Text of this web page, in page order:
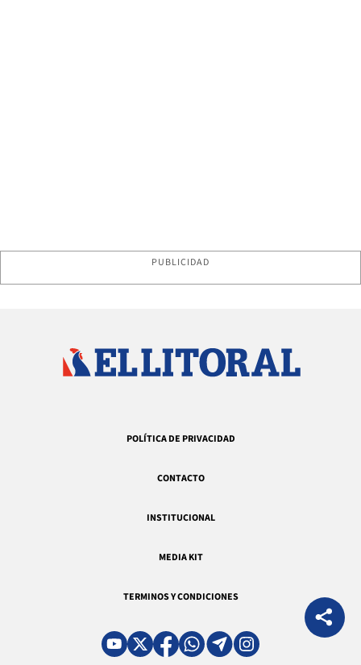
PUBLICIDAD
POLÍTICA DE PRIVACIDAD
CONTACTO
INSTITUCIONAL
MEDIA KIT
TERMINOS Y CONDICIONES